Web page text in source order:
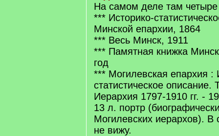
На самом деле там четыре
*** Историко-
Минской епархии, 1864
*** Весь Минск, 1911
*** Памятная книжка
год
*** Могилевская епархия :
статистическое
Иерархия 1797-1910 гг. -
13 л. портр
Могилевских иерархов). В
не вижу.